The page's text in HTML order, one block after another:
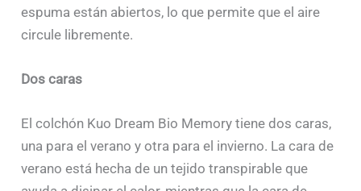
espuma están abiertos, lo que permite que el aire
circule libremente.
Dos caras
El colchón Kuo Dream Bio Memory tiene dos caras,
una para el verano y otra para el invierno. La cara de
verano está hecha de un tejido transpirable que